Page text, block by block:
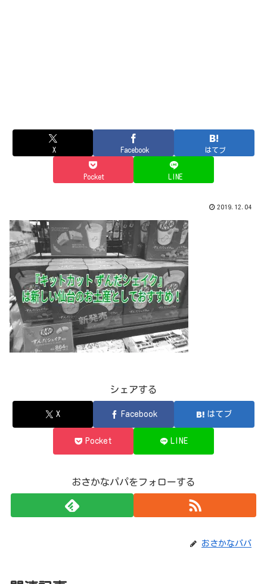
X Facebook はてブ
Pocket LINE
2019.12.04
シェアする
X Facebook はてブ
Pocket LINE
おさかなパパをフォローする
おさかなパパ